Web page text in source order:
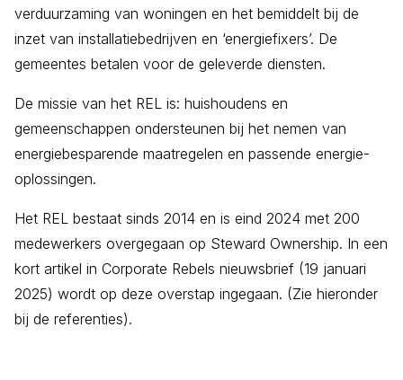
verduurzaming van woningen en het bemiddelt bij de
inzet van installatiebedrijven en ‘energiefixers’. De
gemeentes betalen voor de geleverde diensten.
De missie van het REL is: huishoudens en
gemeenschappen ondersteunen bij het nemen van
energiebesparende maatregelen en passende energie-
oplossingen.
Het REL bestaat sinds 2014 en is eind 2024 met 200
medewerkers overgegaan op Steward Ownership. In een
kort artikel in Corporate Rebels nieuwsbrief (19 januari
2025) wordt op deze overstap ingegaan. (Zie hieronder
bij de referenties).